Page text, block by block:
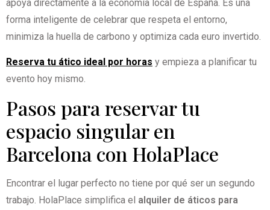
apoya directamente a la economía local de España. Es una
forma inteligente de celebrar que respeta el entorno,
minimiza la huella de carbono y optimiza cada euro invertido.
Reserva tu ático ideal por horas y empieza a planificar tu
evento hoy mismo.
Pasos para reservar tu
espacio singular en
Barcelona con HolaPlace
Encontrar el lugar perfecto no tiene por qué ser un segundo
trabajo. HolaPlace simplifica el alquiler de áticos para